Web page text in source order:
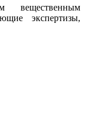
экспертизы,